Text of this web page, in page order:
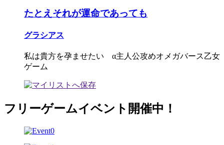
たとえそれが運命であっても
グラシアス
私は貴方を孕ませたい α主人公攻めオメガバース乙女
ゲーム
フリーゲームイベント開催中！